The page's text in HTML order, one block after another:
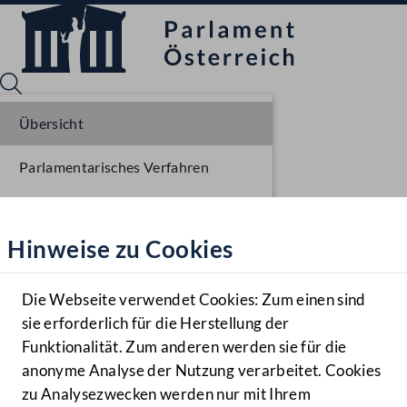
Hilfe
Benutzer
Navigationsmenü öffnen
MENÜ
Hinweise zu Cookies
Die Webseite verwendet Cookies: Zum einen sind
sie erforderlich für die Herstellung der
Funktionalität. Zum anderen werden sie für die
anonyme Analyse der Nutzung verarbeitet. Cookies
zu Analysezwecken werden nur mit Ihrem
Übersicht
Parlamentarisches Verfahren
Ausschussberatungen NR